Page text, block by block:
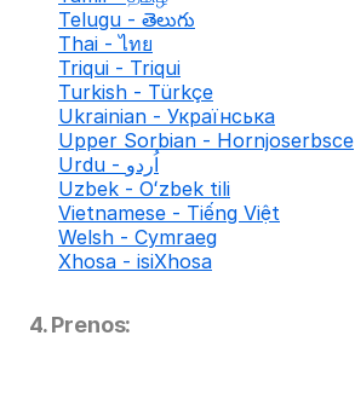
Telugu - తెలుగు
Thai - ไทย
Triqui - Triqui
Turkish - Türkçe
Ukrainian - Українська
Upper Sorbian - Hornjoserbsce
Urdu - اُردو
Uzbek - Oʻzbek tili
Vietnamese - Tiếng Việt
Welsh - Cymraeg
Xhosa - isiXhosa
4. Prenos: